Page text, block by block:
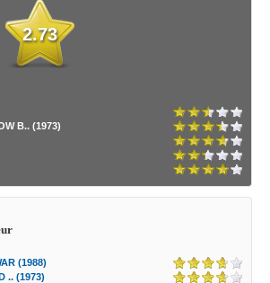
2.73
B.. (1973)
(1988)
.. (1973)